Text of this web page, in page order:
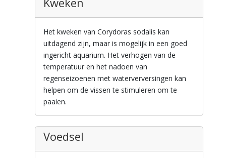
Het kweken van Corydoras sodalis kan
uitdagend zijn, maar is mogelijk in een goed
ingericht aquarium. Het verhogen van de
temperatuur en het nadoen van
regenseizoenen met waterverversingen kan
helpen om de vissen te stimuleren om te
paaien.
Voedsel